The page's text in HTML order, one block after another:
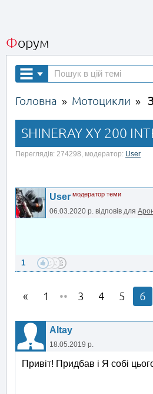
Форум
Головна » Мотоцикли »
SHINERAY XY 200
Переглядів: 274298, модератор: User
User модератор теми
06.03.2020 р. відповів для
1
1 •• 3 4 5 6
Altay
18.05.2019 р.
Привіт! Придбав і Я собі